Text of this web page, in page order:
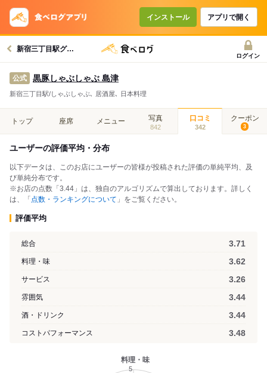
インストール アプリで開く
新宿三丁目駅グルメへ
ログイン
公式 黒豚しゃぶしゃぶ 島津
新宿三丁目駅/しゃぶしゃぶ､ 居酒屋､ 日本料理
トップ 座席 メニュー 写真
842
口コミ
342
クーポン
3
ユーザーの評価平均・分布
以下データは、このお店にユーザーの皆様が投稿された評価の単純平均、及
び単純分布です。
※お店の点数「3.44」は、独自のアルゴリズムで算出しております。詳しく
は、「 点数・ランキングについて 」をご覧ください。
評価平均
総合 3.71
料理・味 3.62
サービス 3.26
雰囲気 3.44
酒・ドリンク 3.44
コストパフォーマンス 3.48
5
料理・味